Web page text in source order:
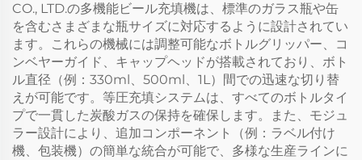
CO., LTD.の多機能ビール充填機は、標準のガラス瓶や缶
を含むさまざまな瓶サイズに対応するように設計されてい
ます。これらの機械には調整可能なボトルグリッパー、コ
ンベヤーガイド、キャップヘッドが搭載されており、ボト
ル直径（例：330ml、500ml、1L）間での迅速な切り替
えが可能です。等圧充填システムは、すべてのボトルタイ
プで一貫した炭酸ガスの保持を確保します。また、モジュ
ラー設計により、追加コンポーネント（例：ラベル付け
機、包装機）の簡単な統合が可能で、多様な生産ラインに